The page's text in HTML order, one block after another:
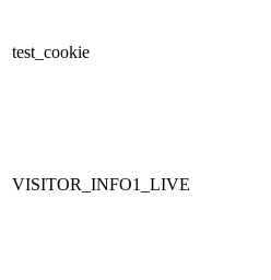
test_cookie
VISITOR_INFO1_LIVE